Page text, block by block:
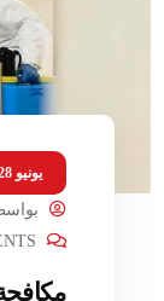
يونيو 28, 2025